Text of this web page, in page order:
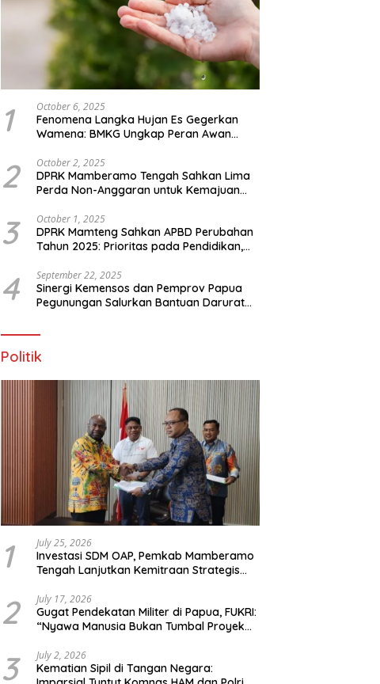
1 October 6, 2025
Fenomena Langka Hujan Es Gegerkan
Wamena: BMKG Ungkap Peran Awan
Ekstrem Peralihan Musim
2 October 2, 2025
DPRK Mamberamo Tengah Sahkan Lima
Perda Non-Anggaran untuk Kemajuan
3 October 1, 2025
DPRK Mamteng Sahkan APBD Perubahan
Tahun 2025: Prioritas pada Pendidikan,
4 September 22, 2025
Sinergi Kemensos dan Pemprov Papua
Pegunungan Salurkan Bantuan Darurat
Politik
1 July 25, 2026
Investasi SDM OAP, Pemkab Mamberamo
Tengah Lanjutkan Kemitraan Strategis
2 July 17, 2026
Gugat Pendekatan Militer di Papua, FUKRI:
“Nyawa Manusia Bukan Tumbal Proyek
3 July 2, 2026
Kematian Sipil di Tangan Negara: